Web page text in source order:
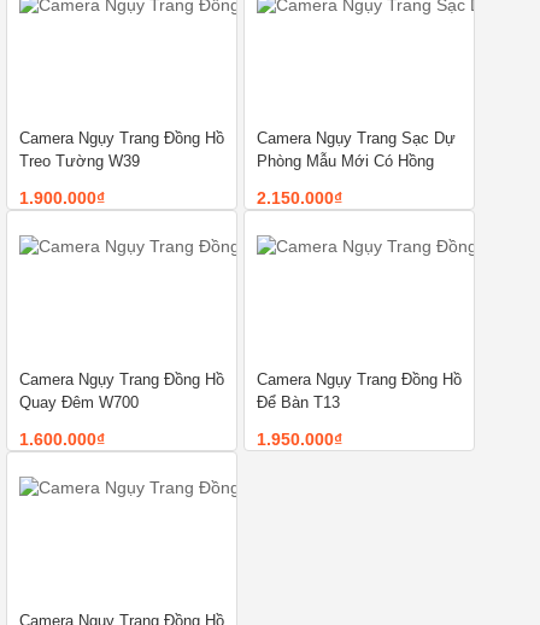
Camera Ngụy Trang Đồng Hồ
Treo Tường W39
1.900.000₫
Camera Ngụy Trang Sạc Dự
Phòng Mẫu Mới Có Hồng
2.150.000₫
Camera Ngụy Trang Đồng Hồ
Quay Đêm W700
1.600.000₫
Camera Ngụy Trang Đồng Hồ
Để Bàn T13
1.950.000₫
Camera Ngụy Trang Đồng Hồ